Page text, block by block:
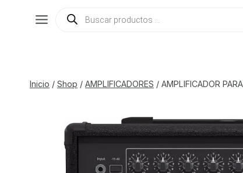
Búsqueda
Inicio / Shop / AMPLIFICADORES / AMPLIFICADOR